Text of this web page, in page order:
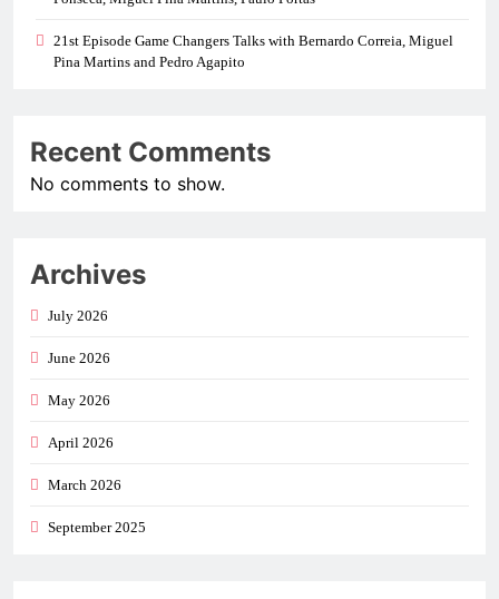
21st Episode Game Changers Talks with Bernardo Correia, Miguel
Pina Martins and Pedro Agapito
Recent Comments
No comments to show.
Archives
July 2026
June 2026
May 2026
April 2026
March 2026
September 2025